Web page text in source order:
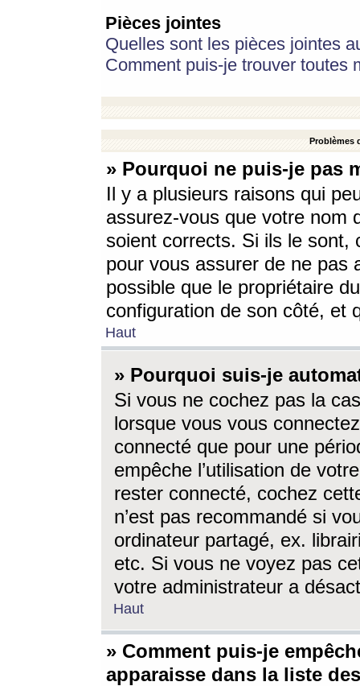
Pièces jointes
Quelles sont les pièces jointes
Comment puis-je trouver toutes
Problèmes
» Pourquoi ne puis-je pas
Il y a plusieurs raisons qui
assurez-vous que votre nom
soient corrects. Si ils le sont,
pour vous assurer de ne pas
possible que le propriétaire
configuration de son côté, et
Haut
» Pourquoi suis-je
Si vous ne cochez pas la
lorsque vous vous
connecté que pour une
empêche l’utilisation de
rester connecté, cochez
n’est pas recommandé si
ordinateur partagé, ex.
etc. Si vous ne voyez pas
votre administrateur a
Haut
» Comment puis-je
apparaisse dans la liste